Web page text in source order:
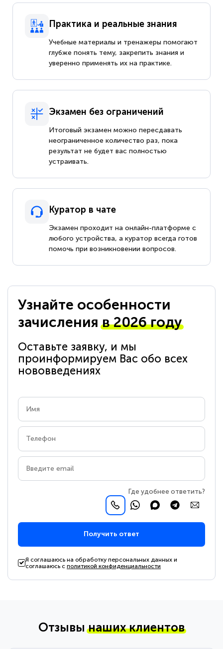
Практика и реальные знания
Учебные материалы и тренажеры помогают
глубже понять тему, закрепить знания и
уверенно применять их на практике.
Экзамен без ограничений
Итоговый экзамен можно пересдавать
неограниченное количество раз, пока
результат не будет вас полностью
устраивать.
Куратор в чате
Экзамен проходит на онлайн-платформе с
любого устройства, а куратор всегда готов
помочь при возникновении вопросов.
Узнайте особенности
зачисленияв 2026 году
Оставьте заявку, и мы
проинформируем Вас обо всех
нововведениях
Где удобнее ответить?
Получить ответ
Я соглашаюсь на обработку персональных данных и
соглашаюсь сполитикой конфиденциальности
Отзывынаших клиентов